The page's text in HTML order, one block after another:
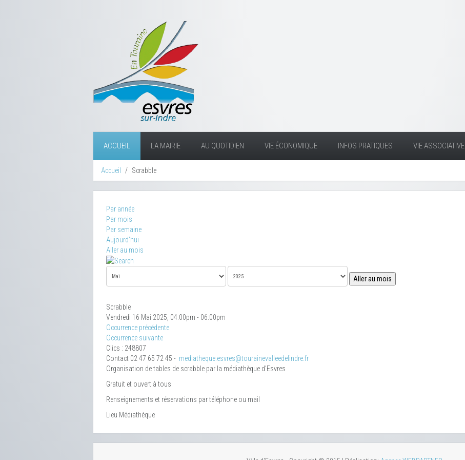
ACCUEIL LA MAIRIE AU QUOTIDIEN VIE ÉCONOMIQUE INFOS PRATIQUES VIE ASSOCIATIVE
Accueil Scrabble
Par année
Par mois
Par semaine
Aujourd'hui
Aller au mois
Aller au mois
Scrabble
Vendredi 16 Mai 2025, 04:00pm - 06:00pm
Occurrence précédente
Occurrence suivante
Clics : 248807
Contact 02 47 65 72 45 - mediatheque.esvres@tourainevalleedelindre.fr
Organisation de tables de scrabble par la médiathèque d’Esvres
Gratuit et ouvert à tous
Renseignements et réservations par téléphone ou mail
Lieu Médiathèque